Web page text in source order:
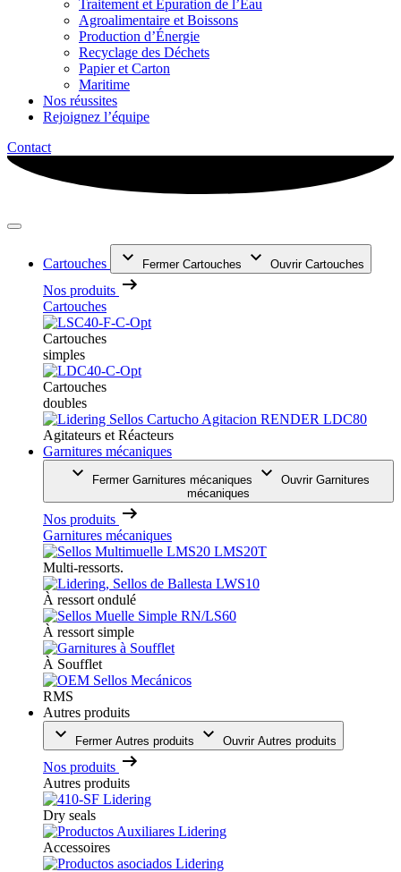
Traitement et Épuration de l’Eau
Agroalimentaire et Boissons
Production d’Énergie
Recyclage des Déchets
Papier et Carton
Maritime
Nos réussites
Rejoignez l’équipe
Contact
Cartouches Fermer Cartouches Ouvrir Cartouches
Nos produits
Cartouches
Cartouches
simples
Cartouches
doubles
Agitateurs et Réacteurs
Garnitures mécaniques
Fermer Garnitures mécaniques
Ouvrir Garnitures
mécaniques
Nos produits
Garnitures mécaniques
Multi-ressorts.
À ressort ondulé
À ressort simple
À Soufflet
RMS
Autres produits
Fermer Autres produits Ouvrir Autres produits
Nos produits
Autres produits
Dry seals
Accessoires